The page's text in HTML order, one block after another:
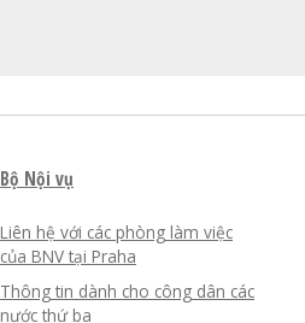
Bộ Nội vụ
Liên hệ với các phòng làm việc
của BNV tại Praha
Thông tin dành cho công dân các
nước thứ ba